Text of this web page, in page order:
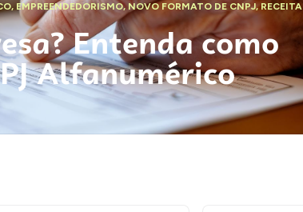
, EMPREENDEDORISMO,NOVO FORMATO DE CNPJ,RECEITA
Entenda como
Alfanumérico